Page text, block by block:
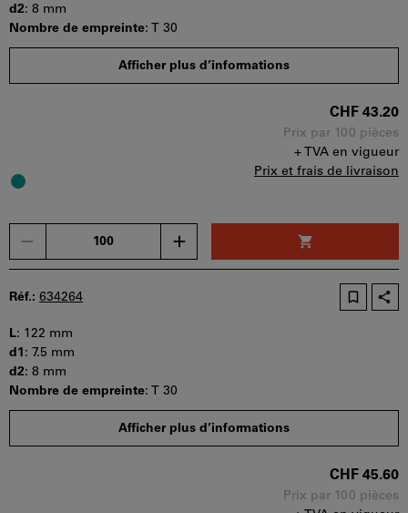
par
panier.
d2: 8 mm
Nombre de empreinte: T 30
Quantité minimale de commande : 100 pièces
Etapes de la commande : 100 pièces
Afficher plus d’informations
CHF 43.20
Prix par 100 pièces
+ TVA en vigueur
Prix et frais de livraison
bon
d'achat
être
utilisé
par
panier.
Réf.: 634264
L: 122 mm
d1 : 7.5 mm
d2: 8 mm
Nombre de empreinte: T 30
Quantité minimale de commande : 100 pièces
Etapes de la commande : 100 pièces
Afficher plus d’informations
CHF 45.60
Prix par 100 pièces